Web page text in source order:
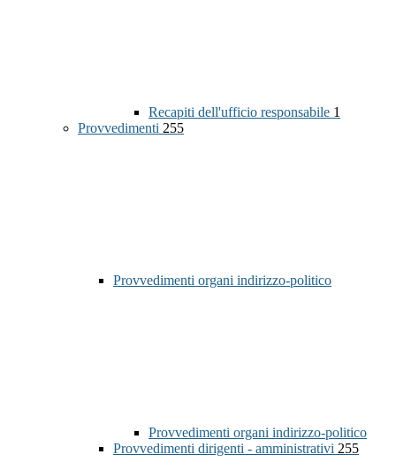
Recapiti dell'ufficio responsabile 1
Provvedimenti 255
Provvedimenti organi indirizzo-politico
Provvedimenti organi indirizzo-politico
Provvedimenti dirigenti - amministrativi 255